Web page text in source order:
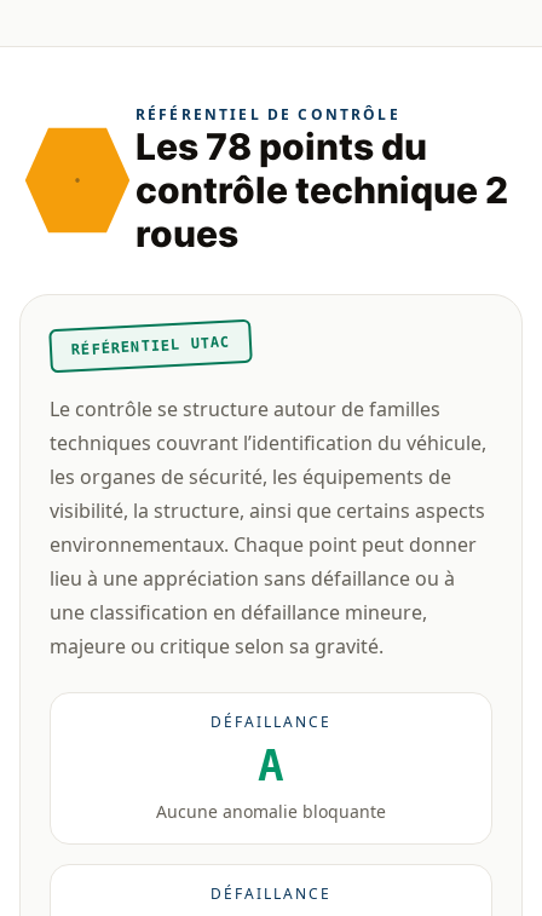
RÉFÉRENTIEL DE CONTRÔLE
Les 78 points du
contrôle technique 2
roues
RÉFÉRENTIEL UTAC
Le contrôle se structure autour de familles
techniques couvrant l’identification du véhicule,
les organes de sécurité, les équipements de
visibilité, la structure, ainsi que certains aspects
environnementaux. Chaque point peut donner
lieu à une appréciation sans défaillance ou à
une classification en défaillance mineure,
majeure ou critique selon sa gravité.
DÉFAILLANCE
A
Aucune anomalie bloquante
DÉFAILLANCE